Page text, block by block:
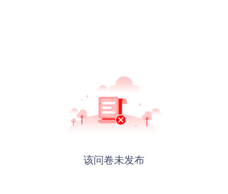
该问卷未发布